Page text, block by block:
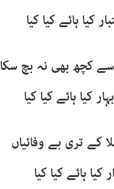
کیا ہائے کیا کیا
سے کچھ بھی نہ بچ سکا
کیا ہائے کیا کیا
کے تری بے وفائیاں
کیا ہائے کیا کیا